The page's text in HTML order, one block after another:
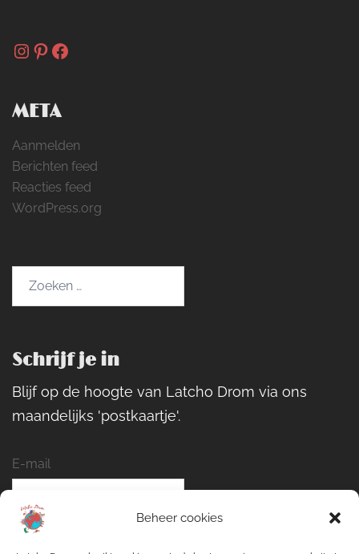
Beheer cookies
Instagram
Pinterest
Facebook
META
Aanmelden
Berichten feed
Reacties feed
WordPress.org
Schrijf je in
Blijf op de hoogte van Latcho Drom via ons
maandelijks 'postkaartje'.
E-mail
Naam